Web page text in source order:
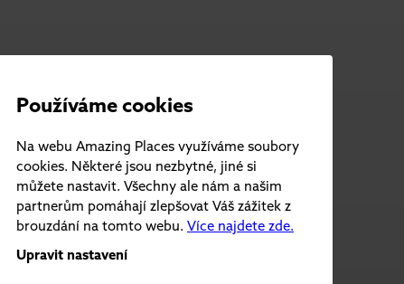
Používáme cookies
Na webu Amazing Places využíváme soubory
cookies. Některé jsou nezbytné, jiné si
můžete nastavit. Všechny ale nám a našim
partnerům pomáhají zlepšovat Váš zážitek z
brouzdání na tomto webu. Více najdete zde.
Upravit nastavení